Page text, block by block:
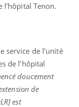
Tenon.
service de l’unité
de l’hôpital
doucement
de
est